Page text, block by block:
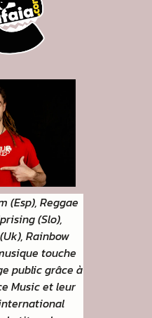
(Esp), Reggae
(Slo),
Rainbow
touche
public grâce à
Music et leur